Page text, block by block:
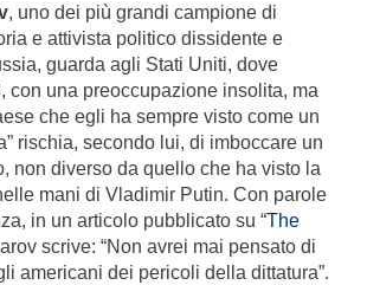
, uno dei più grandi campione di
e attivista politico dissidente e
guarda agli Stati Uniti, dove
con una preoccupazione insolita, ma
che egli ha sempre visto come un
rischia, secondo lui, di imboccare un
non diverso da quello che ha visto la
mani di Vladimir Putin. Con parole
in un articolo pubblicato su “The
scrive: “Non avrei mai pensato di
americani dei pericoli della dittatura”.